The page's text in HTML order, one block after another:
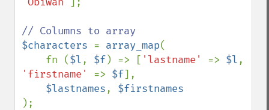
$characters = array_map(
    fn (
$l, $f) => [ 'lastname' => $l
'firstname' => $f],
$lastnames,
);